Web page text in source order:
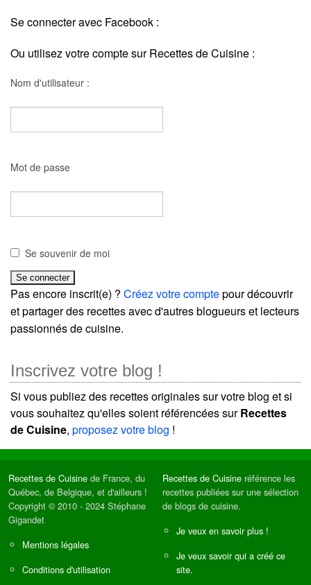
Se connecter avec Facebook :
Ou utilisez votre compte sur Recettes de Cuisine :
Nom d'utilisateur :
Mot de passe
Se souvenir de moi
Pas encore inscrit(e) ? Créez votre comptepour découvrir
et partager des recettes avec d'autres blogueurs et lecteurs
passionnés de cuisine.
Inscrivez votre blog !
Si vous publiez des recettes originales sur votre blog et si
vous souhaitez qu'elles soient référencées surRecettes
de Cuisine, proposez votre blog !
Recettes de Cuisine de France, du
Québec, de Belgique, et d'ailleurs !
Copyright © 2010 - 2024 Stéphane
Gigandet
Mentions légales
Conditions d'utilisation
Recettes de Cuisine référence les
recettes publiées sur une sélection
de blogs de cuisine.
Je veux en savoir plus !
Je veux savoir qui a créé ce
site.